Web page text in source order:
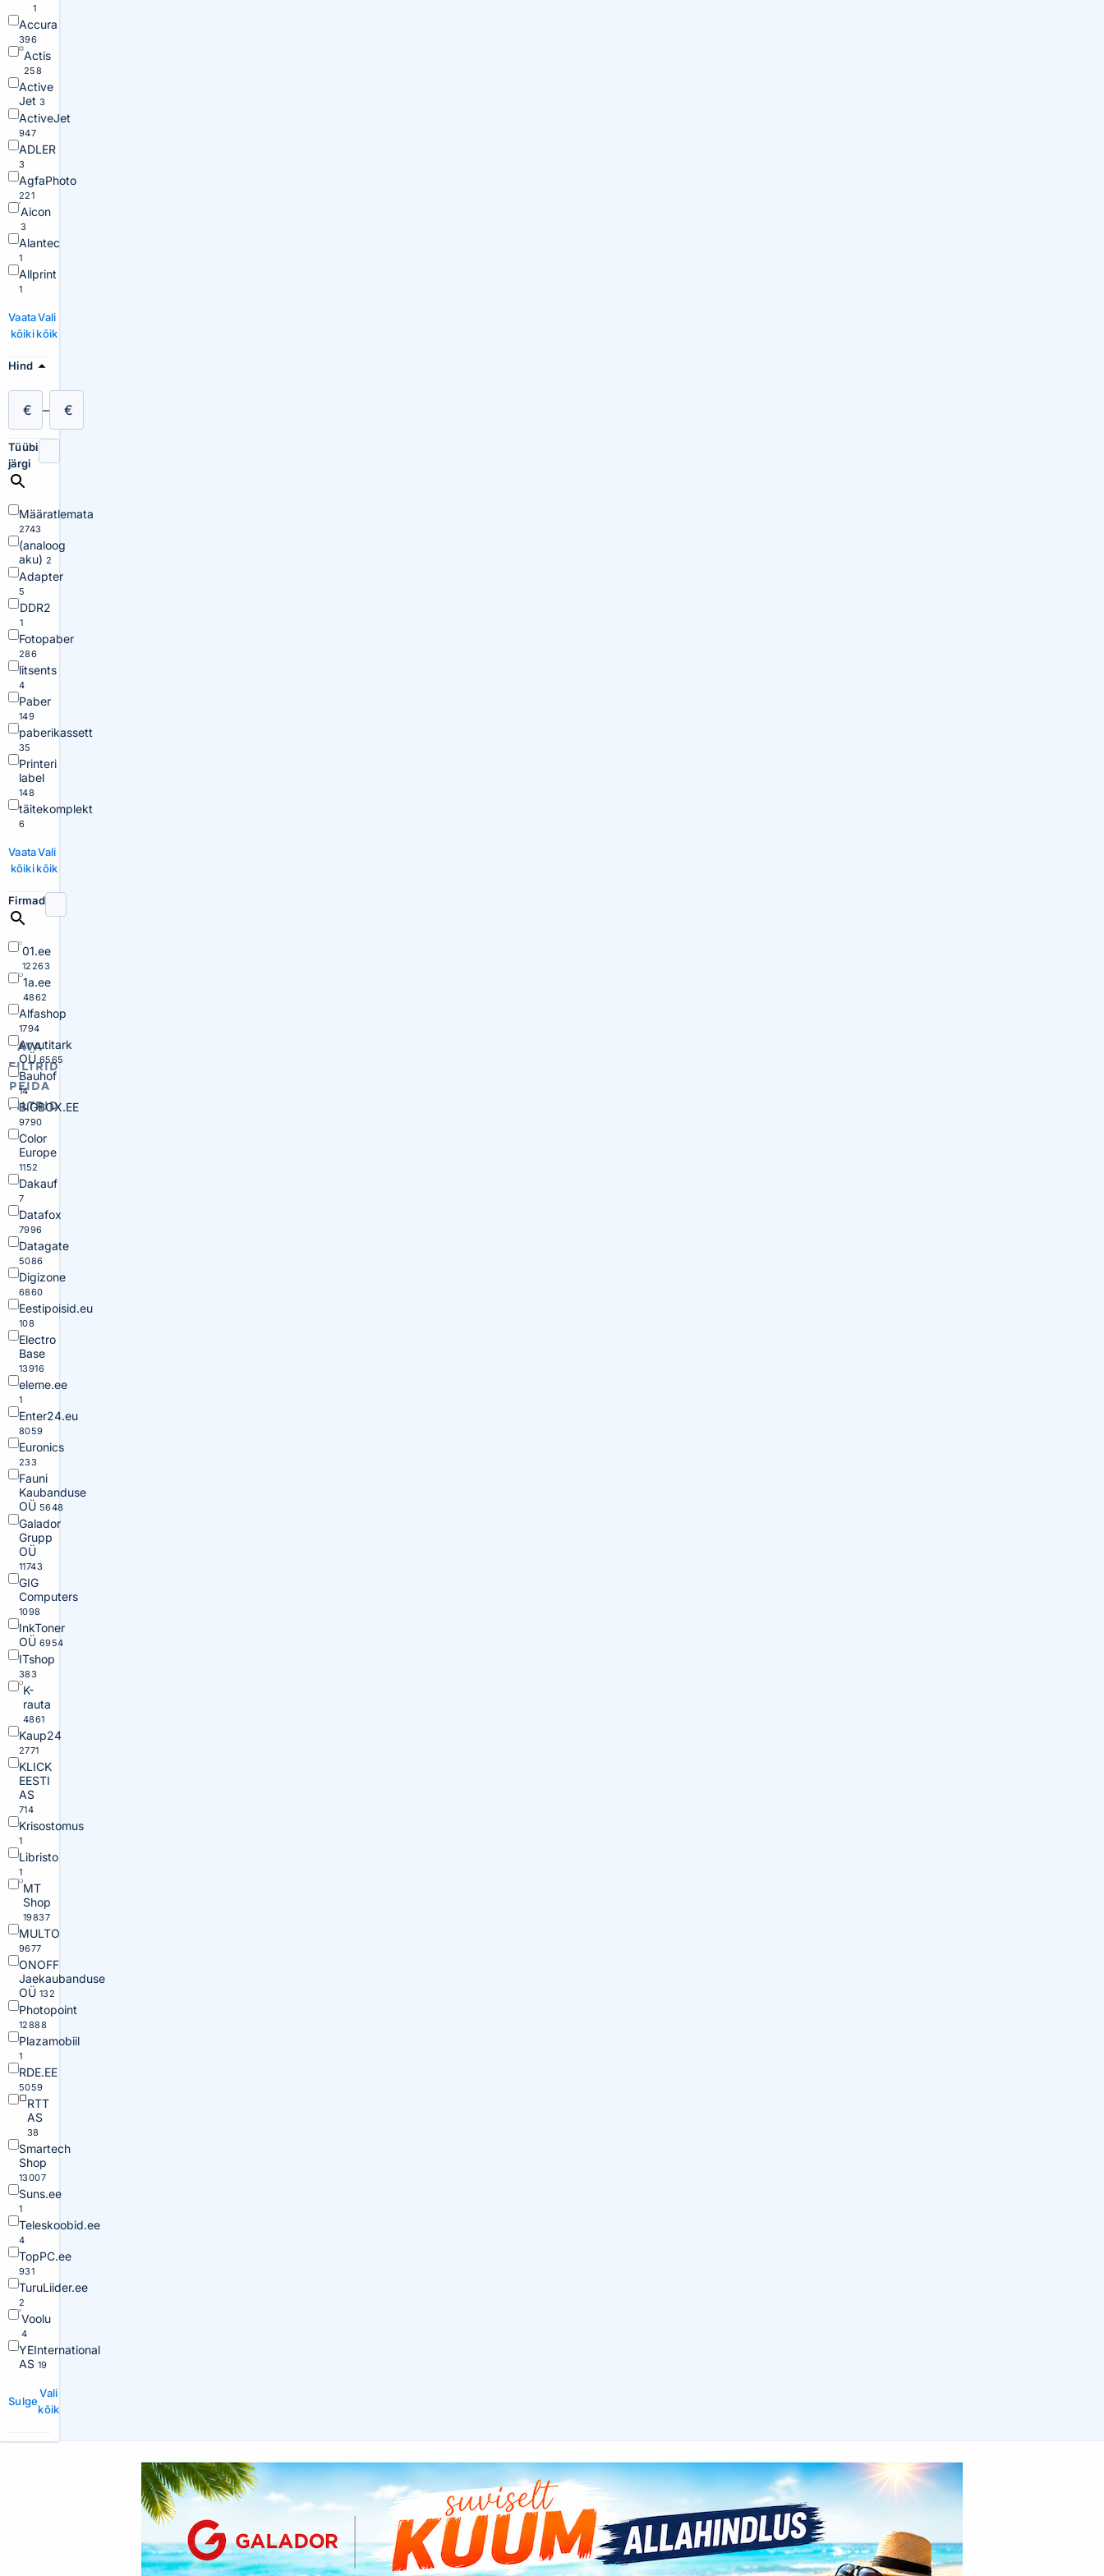
AVA
FILTRID
PEIDA
FILTRID
1
Accura
396
Actis
258
Active
Jet 3
ActiveJet
947
ADLER
3
AgfaPhoto
221
Aicon
3
Alantec
1
Allprint
1
Vaata
kõiki
Vali
kõik
Hind
€ – €
Tüübi
järgi
Määratlemata
2743
(analoog
aku) 2
Adapter
5
DDR2
1
Fotopaber
286
litsents
4
Paber
149
paberikassett
35
Printeri
label
148
täitekomplekt
6
Vaata
kõiki
Vali
kõik
Firmad
01.ee
12263
1a.ee
4862
Alfashop
1794
Arvutitark
OÜ 6565
Bauhof
14
BIGBOX.EE
9790
Color
Europe
1152
Dakauf
7
Datafox
7996
Datagate
5086
Digizone
6860
Eestipoisid.eu
108
Electro
Base
13916
eleme.ee
1
Enter24.eu
8059
Euronics
233
Fauni
Kaubanduse
OÜ 5648
Galador
Grupp
OÜ
11743
GIG
Computers
1098
InkToner
OÜ 6954
ITshop
383
K-
rauta
4861
Kaup24
2771
KLICK
EESTI
AS
714
Krisostomus
1
Libristo
1
MT
Shop
19837
MULTO
9677
ONOFF
Jaekaubanduse
OÜ 132
Photopoint
12888
Plazamobiil
1
RDE.EE
5059
RTT
AS
38
Smartech
Shop
13007
Suns.ee
1
Teleskoobid.ee
4
TopPC.ee
931
TuruLiider.ee
2
Voolu
4
YEInternational
AS 19
Sulge
Vali
kõik